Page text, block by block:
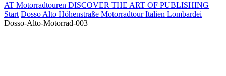
AT Motorradtouren DISCOVER THE ART OF PUBLISHING
Start Dosso Alto Höhenstraße Motorradtour Italien Lombardei
Dosso-Alto-Motorrad-003